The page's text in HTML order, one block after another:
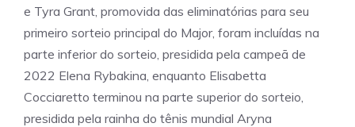
e Tyra Grant, promovida das eliminatórias para seu
primeiro sorteio principal do Major, foram incluídas na
parte inferior do sorteio, presidida pela campeã de
2022 Elena Rybakina, enquanto Elisabetta
Cocciaretto terminou na parte superior do sorteio,
presidida pela rainha do tênis mundial Aryna